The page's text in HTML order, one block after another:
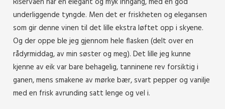
underliggende tyngde. Men det er friskheten og elegansen
som gir denne vinen til det lille ekstra løftet opp i skyene.
Og der oppe ble jeg gjennom hele flasken (delt over en
rådyrmiddag, av min søster og meg). Det lille jeg kunne
kjenne av eik var bare behagelig, tanninene rev forsiktig i
ganen, mens smakene av mørke bær, svart pepper og vanilje
med en frisk avrunding satt lenge og vel i.